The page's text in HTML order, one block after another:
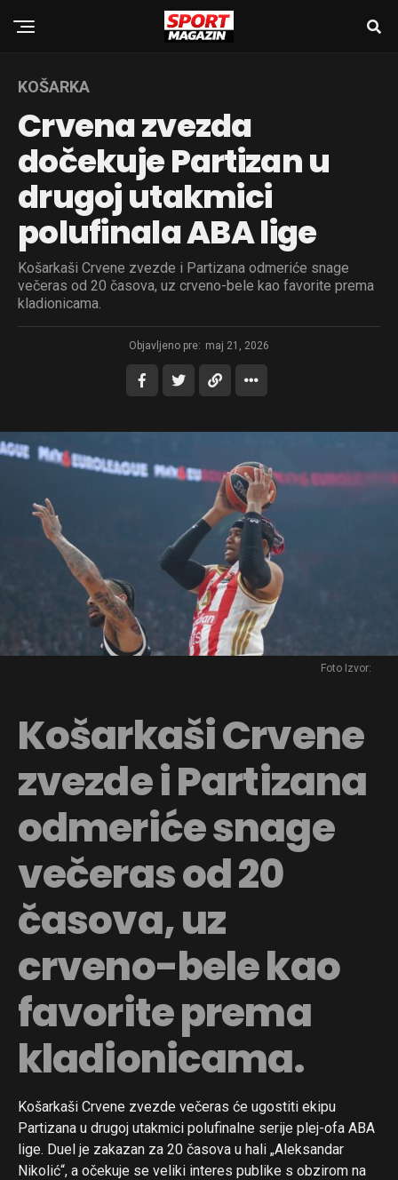
KOŠARKA
Crvena zvezda
dočekuje Partizan u
drugoj utakmici
polufinala ABA lige
Košarkaši Crvene zvezde i Partizana odmeriće snage
večeras od 20 časova, uz crveno-bele kao favorite prema
kladionicama.
Objavljeno pre: maj 21, 2026
Foto Izvor:
Košarkaši Crvene
zvezde i Partizana
odmeriće snage
večeras od 20
časova, uz
crveno-bele kao
favorite prema
kladionicama.
Košarkaši Crvene zvezde večeras će ugostiti ekipu
Partizana u drugoj utakmici polufinalne serije plej-ofa ABA
lige. Duel je zakazan za 20 časova u hali „Aleksandar
Nikolić“, a očekuje se veliki interes publike s obzirom na